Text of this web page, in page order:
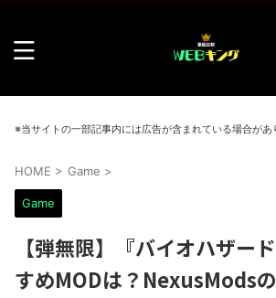
※当サイトの一部記事内には広告が含まれている場合があ
HOME > Game >
Game
【弾無限】『バイオハザー
すめMODは？NexusMods